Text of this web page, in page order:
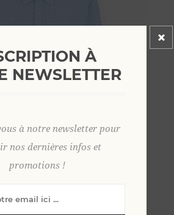
À
NEWSLETTER
à notre newsletter pour
nos dernières infos et
promotions !